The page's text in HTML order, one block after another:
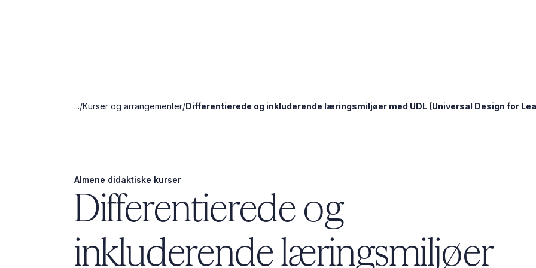
... Kurser og arrangementer Differentierede og inkluderende læringsmiljøer med UDL (­Universal ­Design ­for
Almene didaktiske kurser
Differentierede og
inkluderende læringsmiljøer